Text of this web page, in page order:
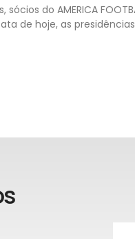
do AMERICA
de hoje, as